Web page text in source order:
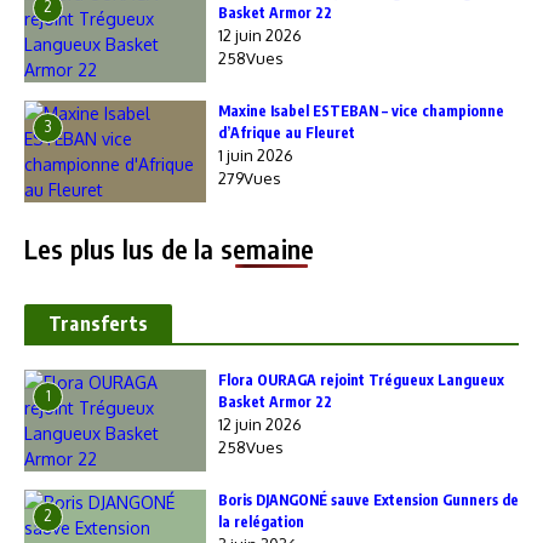
Étiquetté : Côte d'Ivoire
Football
Ligue Feminine de Basketball
Sport collectif
Transfert
Article précédent
Supercoupe d’Algérie : Le
MCA sacré avec Kipré et
Article suivant
La FIBB prépare son équipe
2
Basket Armor 22
12 juin 2026
258Vues
3
Maxine Isabel ESTEBAN – vice championne
d’Afrique au Fleuret
1 juin 2026
279Vues
Les plus lus de la semaine
Transferts
1
Flora OURAGA rejoint Trégueux Langueux
Basket Armor 22
12 juin 2026
258Vues
2
Boris DJANGONÉ sauve Extension Gunners de
la relégation